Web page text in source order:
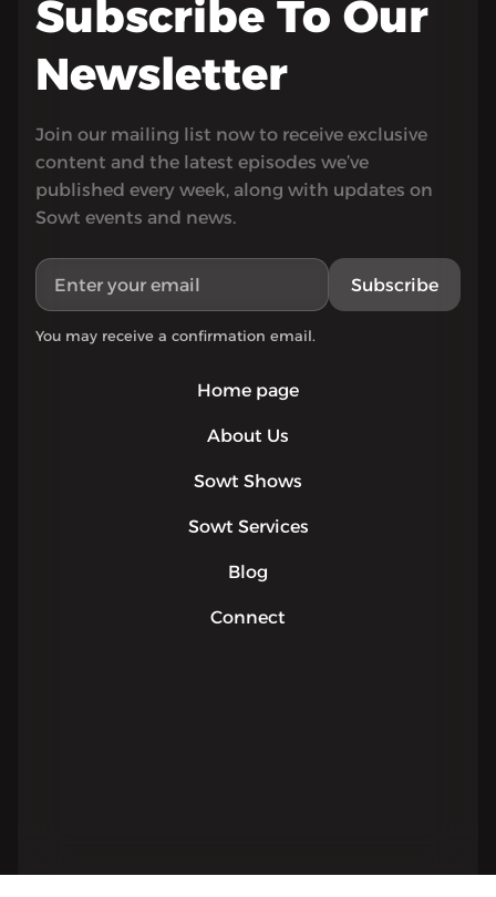
Home page
About Us
Sowt Shows
Sowt Services
Blog
Connect
Subscribe To Our
Newsletter
Join our mailing list now to receive exclusive
content and the latest episodes we’ve
published every week, along with updates on
Sowt events and news.
Subscribe
You may receive a confirmation email.